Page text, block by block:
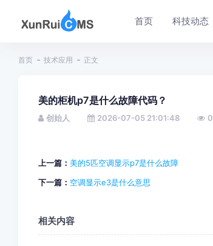
首页 科技动态
首页 技术应用 正文
美的柜机p7是什么故障代码？
创始人 2026-07-05 21:01:48 0
上一篇： 美的5匹空调显示p7是什么故障
下一篇： 空调显示e3是什么意思
相关内容